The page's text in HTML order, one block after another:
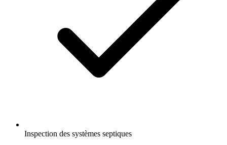
Inspection des systèmes septiques